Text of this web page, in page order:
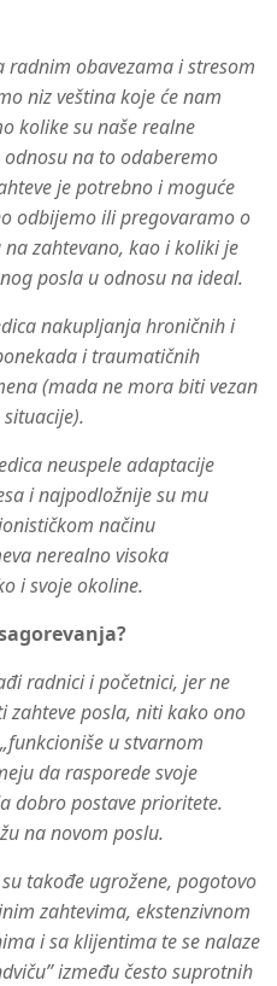
radnim obavezama i stresom
niz veština koje će nam
kolike su naše realne
na to odaberemo
je potrebno i moguće
odbijemo ili pregovaramo o
zahtevano, kao i koliki je
posla u odnosu na ideal.
nakupljanja hroničnih i
i traumatičnih
(mada ne mora biti vezan
neuspele adaptacije
i najpodložnije su mu
načinu
nerealno visoka
i svoje okoline.
radnici i početnici, jer ne
zahteve posla, niti kako ono
u stvarnom
da rasporede svoje
dobro postave prioritete.
na novom poslu.
takođe ugrožene, pogotovo
zahtevima, ekstenzivnom
i sa klijentima te se nalaze
između često suprotnih